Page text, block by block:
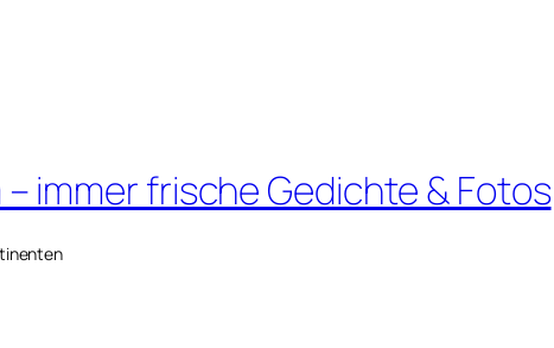
immer frische Gedichte & Fotos